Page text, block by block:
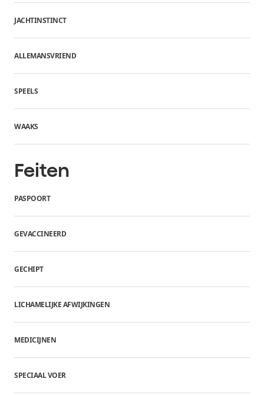
JACHTINSTINCT
ALLEMANSVRIEND
SPEELS
WAAKS
Feiten
PASPOORT
GEVACCINEERD
GECHIPT
LICHAMELIJKE AFWIJKINGEN
MEDICIJNEN
SPECIAAL VOER